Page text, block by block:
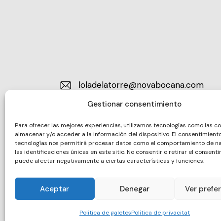
Gestionar consentimiento
Para ofrecer las mejores experiencias, utilizamos tecnologías como las
almacenar y/o acceder a la información del dispositivo. El
tecnologías nos permitirá procesar datos como el comportamiento de
las identificaciones únicas en este sitio. No consentir o retirar el
puede afectar negativamente a ciertas características y funciones.
Aceptar Denegar Ver
Política de galetesPolítica de privacitat
ail:
loladelatorre@novabocana.com